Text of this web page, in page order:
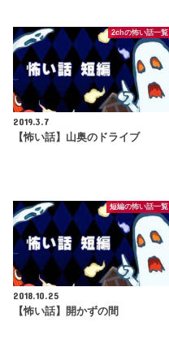
2chの怖い話一覧
2019.3.7
【怖い話】山奥のドライブ
短編の怖い話一覧
2018.10.25
【怖い話】開かずの間